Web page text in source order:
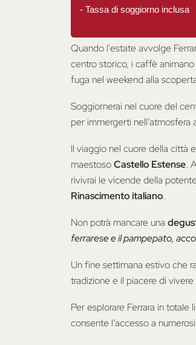
- Tassa di soggiorno inclusa
Quando l'estate avvolge
centro storico, i caffè
fuga nel weekend alla
Soggiornerai nel cuore del
per immergerti
Il viaggio nel cuore della città
maestosoCastello Estense.
rivivrai le vicende della
Rinascimento italiano.
Non potrà mancare una
ferrarese e il pampepato,
Un fine settimana estivo che
tradizione e il piacere di
Per esplorare Ferrara in
consente l’accesso a